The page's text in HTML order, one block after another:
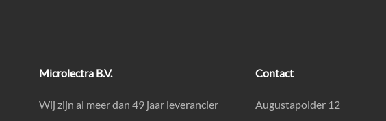
Microlectra B.V.
Wij zijn al meer dan 49 jaar leverancier
Contact
Augustapolder 12